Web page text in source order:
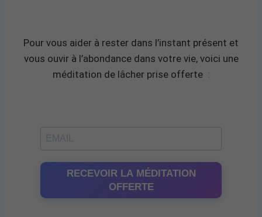
Pour vous aider à rester dans l’instant présent et
vous ouvir à l’abondance dans votre vie, voici une
méditation de lâcher prise offerte :
RECEVOIR LA MÉDITATION
OFFERTE